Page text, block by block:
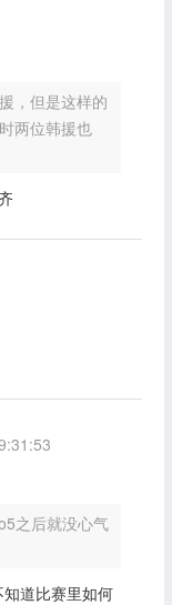
，但是这样的
两位韩援也
之后就没心气
道比赛里如何